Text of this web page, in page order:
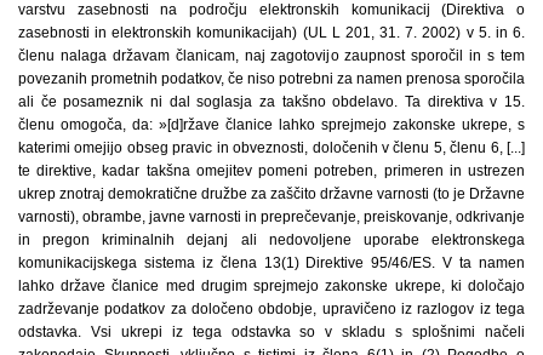
varstvu zasebnosti na področju elektronskih komunikacij (Direktiva o
zasebnosti in elektronskih komunikacijah) (UL L 201, 31. 7. 2002) v 5. in 6.
členu nalaga državam članicam, naj zagotovijo zaupnost sporočil in s tem
povezanih prometnih podatkov, če niso potrebni za namen prenosa sporočila
ali če posameznik ni dal soglasja za takšno obdelavo. Ta direktiva v 15.
členu omogoča, da: »[d]ržave članice lahko sprejmejo zakonske ukrepe, s
katerimi omejijo obseg pravic in obveznosti, določenih v členu 5, členu 6, [...]
te direktive, kadar takšna omejitev pomeni potreben, primeren in ustrezen
ukrep znotraj demokratične družbe za zaščito državne varnosti (to je Državne
varnosti), obrambe, javne varnosti in preprečevanje, preiskovanje, odkrivanje
in pregon kriminalnih dejanj ali nedovoljene uporabe elektronskega
komunikacijskega sistema iz člena 13(1) Direktive 95/46/ES. V ta namen
lahko države članice med drugim sprejmejo zakonske ukrepe, ki določajo
zadrževanje podatkov za določeno obdobje, upravičeno iz razlogov iz tega
odstavka. Vsi ukrepi iz tega odstavka so v skladu s splošnimi načeli